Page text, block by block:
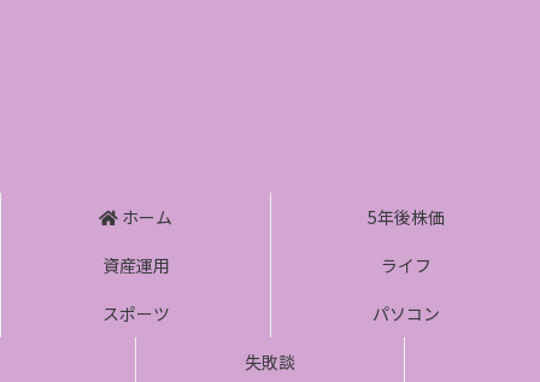
ホーム
5年後株価
資産運用
ライフ
スポーツ
パソコン
失敗談